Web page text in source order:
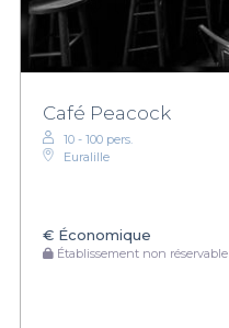
Café Peacock
10 - 100 pers.
Euralille
€ Économique
Établissement non réservable